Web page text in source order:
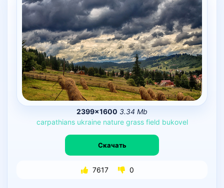
2399×1600 3.34 Mb
carpathians ukraine nature grass field bukovel
Скачать
7617 0